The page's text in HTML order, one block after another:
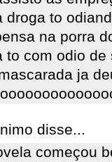
droga to
na porra
to com odio
ja
disse...
começou